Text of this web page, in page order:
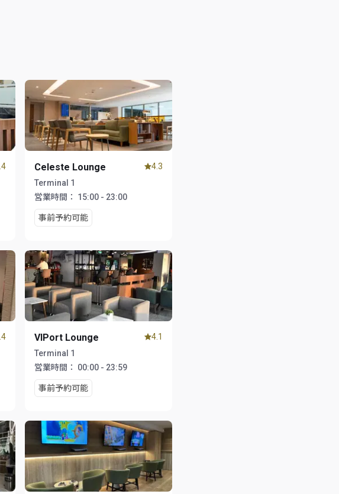
Celeste Lounge
Terminal 1
営業時間：
15:00 - 23:00
事前予約可能
4.3
VIPort Lounge
Terminal 1
営業時間：
00:00 - 23:59
事前予約可能
4.1